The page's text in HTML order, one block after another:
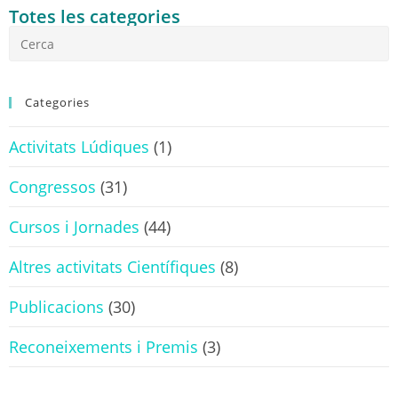
Totes les categories
Categories
Activitats Lúdiques (1)
Congressos (31)
Cursos i Jornades (44)
Altres activitats Científiques (8)
Publicacions (30)
Reconeixements i Premis (3)